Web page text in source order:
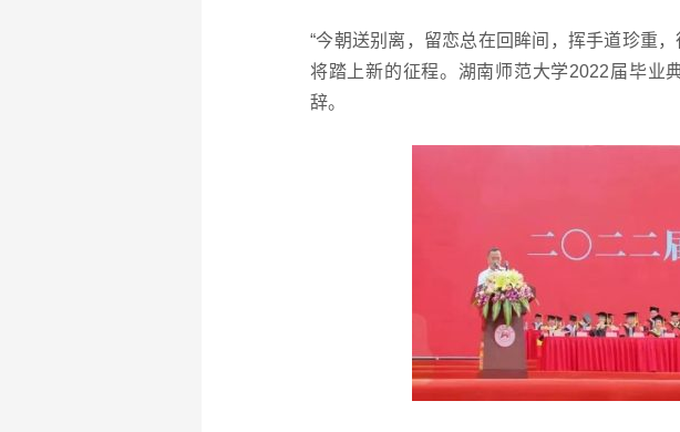
“今朝送别离，留恋总在回眸间，挥手道珍重
将踏上新的征程。湖南师范大学2022届毕业
辞。